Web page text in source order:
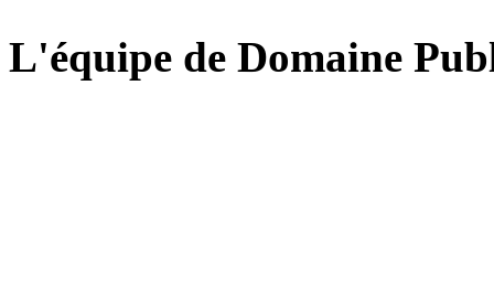
L'équipe de Domaine